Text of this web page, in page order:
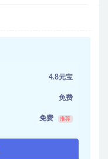
4.8元宝
免费
免费 推荐